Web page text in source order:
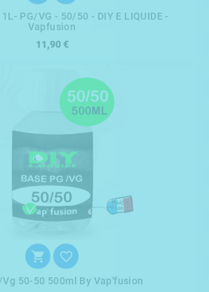
PG/VG - 50/50 - DIY E LIQUIDE -
Vapfusion
11,90 €
 
vg 50-50 500ml By Vap'fusion